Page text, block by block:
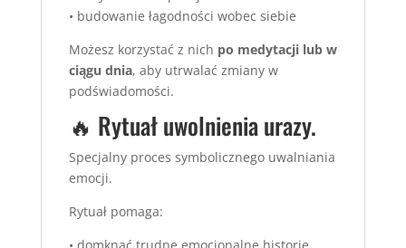
• budowanie łagodności wobec siebie
Możesz korzystać z nich po medytacji lub w
ciągu dnia, aby utrwalać zmiany w
podświadomości.
🔥 Rytuał uwolnienia urazy.
Specjalny proces symbolicznego uwalniania
emocji.
Rytuał pomaga: